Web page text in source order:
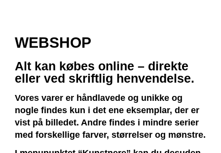
WEBSHOP
Alt kan købes online – direkte
eller ved skriftlig henvendelse.
Vores varer er håndlavede og unikke og
nogle findes kun i det ene eksemplar, der er
vist på billedet. Andre findes i mindre serier
med forskellige farver, størrelser og mønstre.